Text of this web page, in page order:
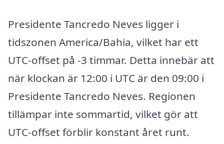
Presidente Tancredo Neves ligger i
tidszonen America/Bahia, vilket har ett
UTC-offset på -3 timmar. Detta innebär att
när klockan är 12:00 i UTC är den 09:00 i
Presidente Tancredo Neves. Regionen
tillämpar inte sommartid, vilket gör att
UTC-offset förblir konstant året runt.